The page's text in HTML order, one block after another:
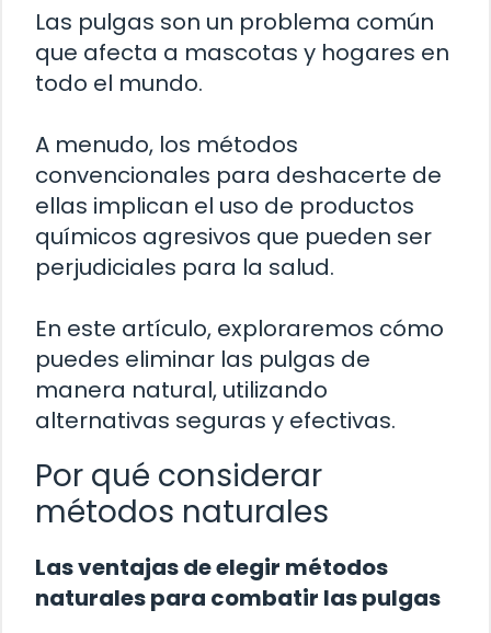
Las pulgas son un problema común
que afecta a mascotas y hogares en
todo el mundo.
A menudo, los métodos
convencionales para deshacerte de
ellas implican el uso de productos
químicos agresivos que pueden ser
perjudiciales para la salud.
En este artículo, exploraremos cómo
puedes eliminar las pulgas de
manera natural, utilizando
alternativas seguras y efectivas.
Por qué considerar
métodos naturales
Las ventajas de elegir métodos
naturales para combatir las pulgas